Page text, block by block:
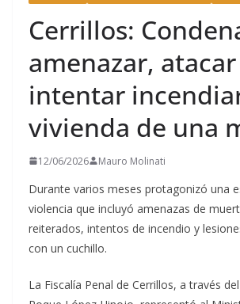
Cerrillos:
amenazar,
intentar
vivienda de una
12/06/2026 Mauro Molinati
Durante varios meses protagonizó una
violencia que incluyó amenazas de
reiterados, intentos de incendio y
con un cuchillo.
La Fiscalía Penal de Cerrillos, a través